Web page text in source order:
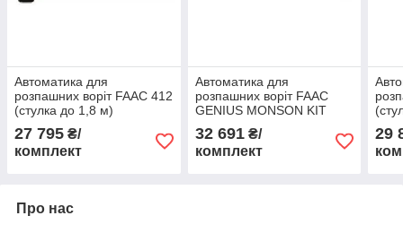
Автоматика для
розпашних воріт FAAC 412
(стулка до 1,8 м)
27 795 ₴/
комплект
Автоматика для
розпашних воріт FAAC
GENIUS MONSON KIT
32 691₴/
комплект
29
Про нас